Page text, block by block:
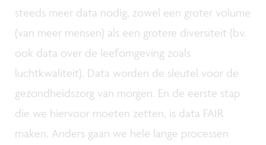
steeds meer data nodig, zowel een groter volume
(van meer mensen) als een grotere diversiteit (bv.
ook data over de leefomgeving zoals
luchtkwaliteit). Data worden de sleutel voor de
gezondheidszorg van morgen. En de eerste stap
die we hiervoor moeten zetten, is data FAIR
maken. Anders gaan we hele lange processen